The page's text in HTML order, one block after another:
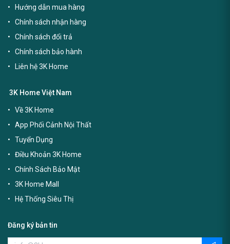
Hướng dẫn mua hàng
Chính sách nhận hàng
Chính sách đổi trả
Chính sách bảo hành
Liên hệ 3K Home
3K Home Việt Nam
Về 3K Home
App Phối Cảnh Nội Thất
Tuyển Dụng
Điều Khoản 3K Home
Chính Sách Bảo Mật
3K Home Mall
Hệ Thống Siêu Thị
Đăng ký bản tin